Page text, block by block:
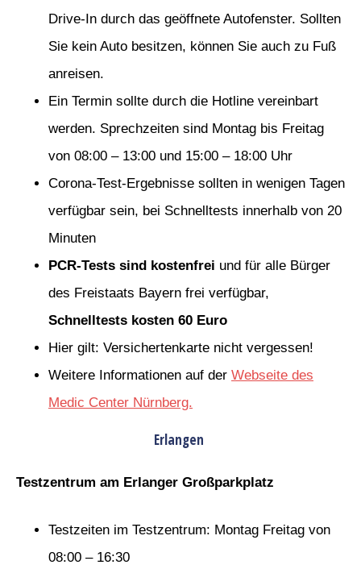
Drive-In durch das geöffnete Autofenster. Sollten
Sie kein Auto besitzen, können Sie auch zu Fuß
anreisen.
Ein Termin sollte durch die Hotline vereinbart
werden. Sprechzeiten sind Montag bis Freitag
von 08:00 – 13:00 und 15:00 – 18:00 Uhr
Corona-Test-Ergebnisse sollten in wenigen Tagen
verfügbar sein, bei Schnelltests innerhalb von 20
Minuten
PCR-Tests sind kostenfrei und für alle Bürger
des Freistaats Bayern frei verfügbar,
Schnelltests kosten 60 Euro
Hier gilt: Versichertenkarte nicht vergessen!
Weitere Informationen auf der Webseite des
Medic Center Nürnberg.
Erlangen
Testzentrum am Erlanger Großparkplatz
Testzeiten im Testzentrum: Montag Freitag von
08:00 – 16:30